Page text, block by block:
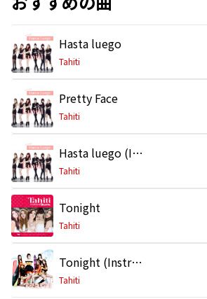
Hasta luego
Tahiti
Pretty Face
Tahiti
Hasta luego (Instrumental)
Tahiti
Tonight
Tahiti
Tonight (Instrumental)
Tahiti